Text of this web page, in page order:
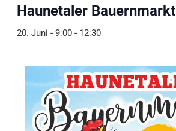
Haunetaler Bauernmarkt
20. Juni - 9:00- 12:30